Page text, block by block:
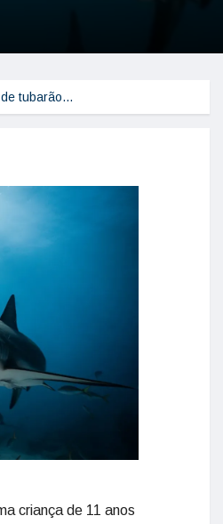
tubarão…
criança de 11 anos